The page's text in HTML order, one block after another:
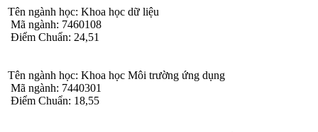
Tên ngành học: Khoa học dữ liệu
Mã ngành: 7460108
Điểm Chuẩn: 24,51
Tên ngành học: Khoa học Môi trường ứng dụng
Mã ngành: 7440301
Điểm Chuẩn: 18,55